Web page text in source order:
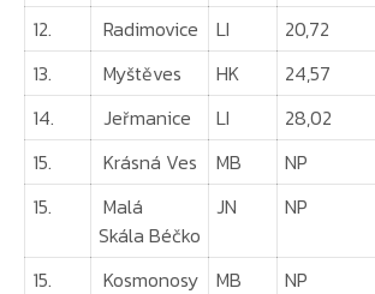
12.
Radimovice LI 20,72
13.
Myštěves HK 24,57
14.
Jeřmanice LI 28,02
15.
Krásná Ves MB NP
15.
Malá
Skála Béčko
JN NP
15. Kosmonosy MB NP